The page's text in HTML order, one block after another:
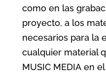
como en las
proyecto, a los
necesarios para la
cualquier material
MUSIC MEDIA en